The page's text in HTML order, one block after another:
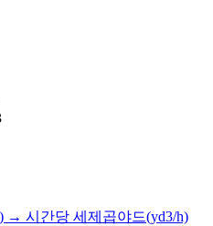
→ 시간당 세제곱야드(yd3/h)